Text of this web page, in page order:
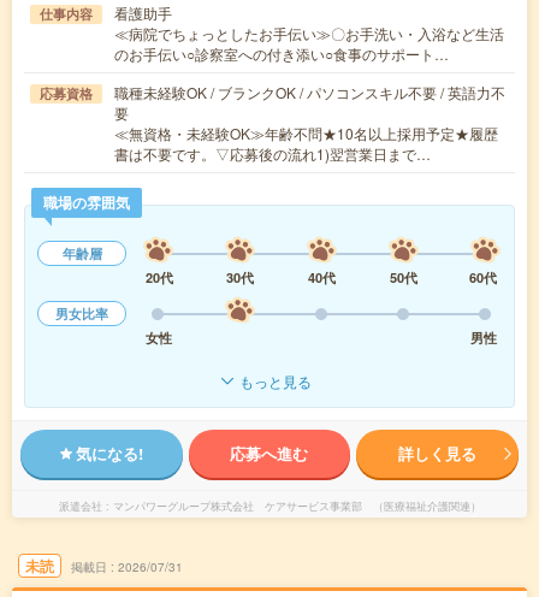
仕事内容
看護助手
≪病院でちょっとしたお手伝い≫〇お手洗い・入浴など生活
のお手伝い○診察室への付き添い○食事のサポート…
応募資格
職種未経験OK / ブランクOK / パソコンスキル不要 / 英語力不
要
≪無資格・未経験OK≫年齢不問★10名以上採用予定★履歴
書は不要です。▽応募後の流れ1)翌営業日まで…
職場の雰囲気
年齢層
20代
30代 40代 50代
60代
男女比率
女性
男性
もっと見る
気になる! 応募へ進む 詳しく見る
派遣会社 マンパワーグループ株式会社 ケアサービス事業部 （医療福祉介護関連）
未読 掲載日 2026/07/31